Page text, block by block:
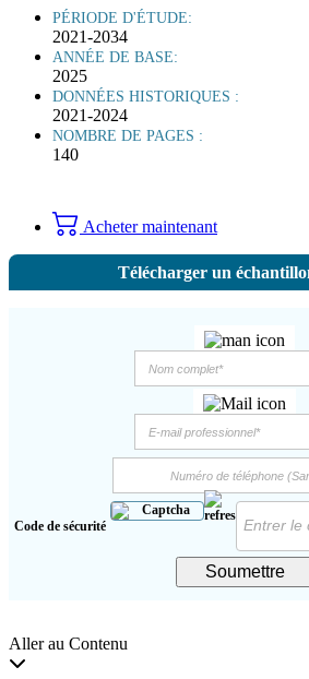
PÉRIODE D'ÉTUDE:
2021-2034
ANNÉE DE BASE:
2025
DONNÉES HISTORIQUES :
2021-2024
NOMBRE DE PAGES :
140
Acheter maintenant
Télécharger un
Code de sécurité
Soumettre
Aller au Contenu